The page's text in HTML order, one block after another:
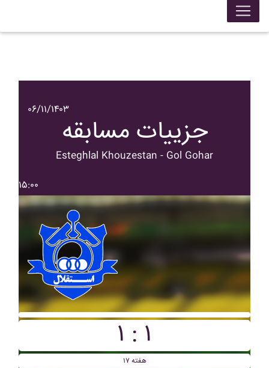
۰۶/۱۱/۱۴۰۳
جزییات مسابقه
Esteghlal Khouzestan - Gol Gohar
۱۵:۰۰
۱ : ۱
هفته ۱۷